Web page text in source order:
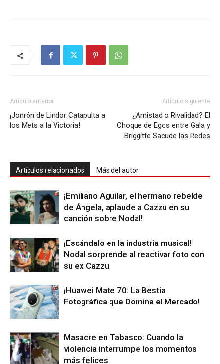
Artículo anterior
¡Jonrón de Lindor Catapulta a
los Mets a la Victoria!
Artículo siguiente
¿Amistad o Rivalidad? El
Choque de Egos entre Gala y
Briggitte Sacude las Redes
Artículos relacionados Más del autor
¡Emiliano Aguilar, el hermano rebelde
de Ángela, aplaude a Cazzu en su
canción sobre Nodal!
¡Escándalo en la industria musical!
Nodal sorprende al reactivar foto con
su ex Cazzu
¡Huawei Mate 70: La Bestia
Fotográfica que Domina el Mercado!
Masacre en Tabasco: Cuando la
violencia interrumpe los momentos
más felices